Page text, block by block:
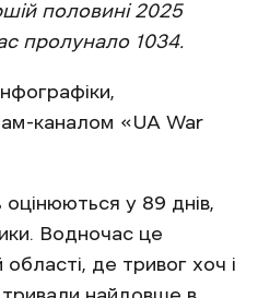
половині 2025
пролунало 1034.
каналом «UA War
оцінюються у 89 днів,
Водночас це
де тривог хоч і